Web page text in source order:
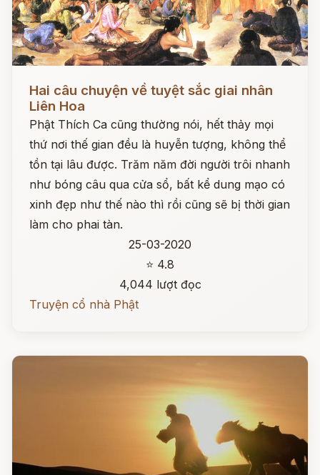
Hai câu chuyện về tuyệt sắc giai nhân
Liên Hoa
Phật Thích Ca cũng thường nói, hết thảy mọi
thứ nơi thế gian đều là huyễn tượng, không thể
tồn tại lâu được. Trăm năm đời người trôi nhanh
như bóng câu qua cửa sổ, bất kể dung mạo có
xinh đẹp như thế nào thì rồi cũng sẽ bị thời gian
làm cho phai tàn.
25-03-2020
⭐ 4.8
4,044 lượt đọc
Truyện cổ nhà Phật